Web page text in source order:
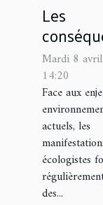
Les
de la fin
Mardi 8
14:20
Face aux
actuels, les
écologistes
des...